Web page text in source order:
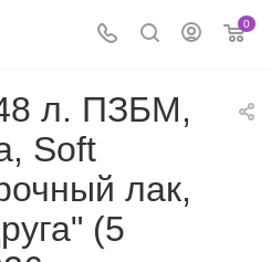
0
л. ПЗБМ,
Soft
лак,
(5